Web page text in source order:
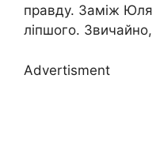
правду. Заміж
ліпшого. Звичайно,
Advertisment